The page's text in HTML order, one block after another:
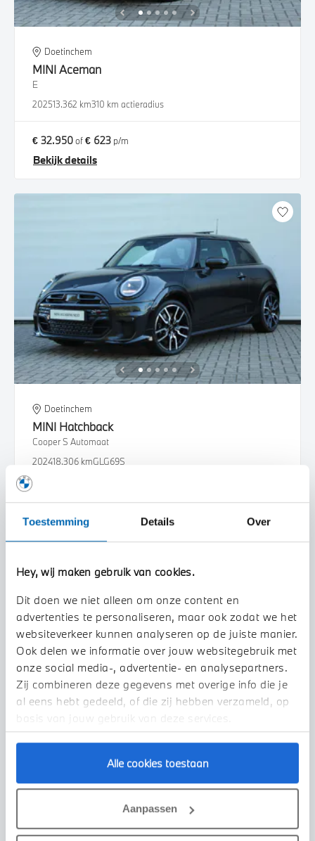
Toestemming Details Over
Hey, wij maken gebruik van cookies.
Dit doen we niet alleen om onze content en
advertenties te personaliseren, maar ook zodat we het
websiteverkeer kunnen analyseren op de juiste manier.
Ook delen we informatie over jouw websitegebruik met
onze social media-, advertentie- en analysepartners.
Zij combineren deze gegevens met overige info die je
al eens hebt gedeeld, of die zij hebben verzameld, op
basis van jouw gebruik van deze services.
Alle cookies toestaan
Aanpassen
Doetinchem
MINIAceman
E
202513.362 km310 km actieradius
€ 32.950of€ 623 p/m
Bekijk details
Doetinchem
MINI Hatchback
Cooper S Automaat
202418.306 kmGLG69S
Bekijk details
BMWiX2
455 km actieradius